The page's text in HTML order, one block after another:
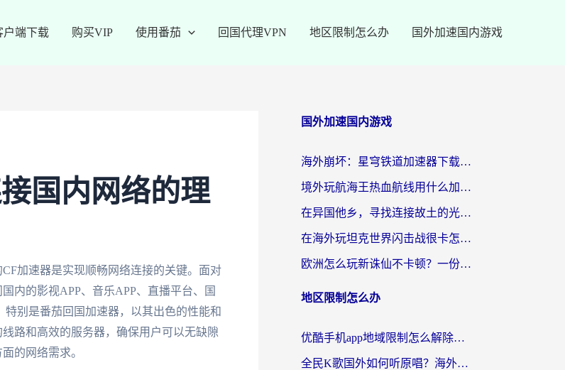
户端下载 购买VIP 使用番茄 回国代理VPN 地区限制怎么办 国外加速国内游戏
国内网络的理
加速器是实现顺畅网络连接的关键。面对
内的影视APP、音乐APP、直播平台、国
别是番茄回国加速器，以其出色的性能和
路和高效的服务器，确保用户可以无缺隙
的网络需求。
国外加速国内游戏
海外崩坏：星穹铁道加速器下载安装：一份给游子的终极网络指南
境外玩航海王热血航线用什么加速器？2026海外玩家实测最优方案（附欧洲问道堡垒前线加速技巧）
在异国他乡，寻找连接故土的光明大陆免费加速器
在海外玩坦克世界闪击战很卡怎么办？老玩家亲测有效的加速器选择指南
欧洲怎么玩新诛仙不卡顿？一份给海外游子的国服游戏畅玩指南
地区限制怎么办
优酷手机app地域限制怎么解除？海外党亲测有效的追剧方案
全民K歌国外如何听原唱？海外党亲测有效的回国加速器选择指南